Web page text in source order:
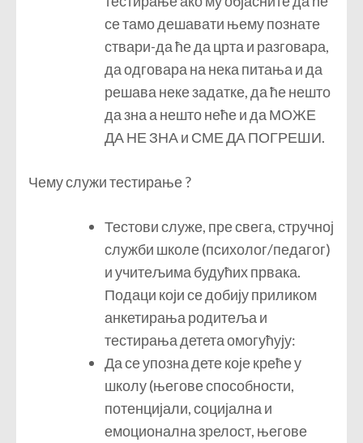
се тамо дешавати њему познате
ствари-да ће да црта и разговара,
да одговара на нека питања и да
решава неке задатке, да ће нешто
да зна а нешто неће и да МОЖЕ
ДА НЕ ЗНА и СМЕ ДА ПОГРЕШИ.
Чему служи тестирање ?
Тестови служе, пре свега, стручној
служби школе (психолог/педагог)
и учитељима будућих првака.
Подаци који се добију приликом
анкетирања родитеља и
тестирања детета омогућују:
Да се упозна дете које креће у
школу (његове способности,
потенцијали, социјална и
емоционална зрелост, његове